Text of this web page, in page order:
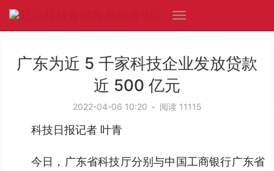
广东为近 5 千家科技企业发放贷款
近 500 亿元
2022-04-06 10:20 • 阅读 11115
科技日报记者 叶青
今日，广东省科技厅分别与中国工商银行广东省